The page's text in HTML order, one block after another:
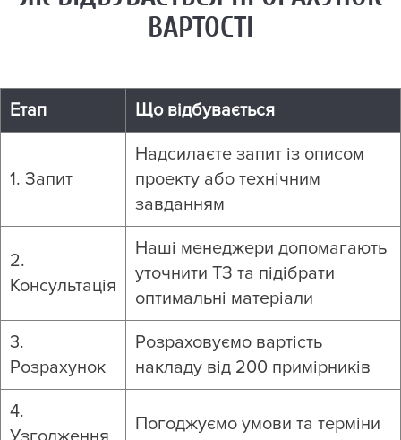
ВАРТОСТІ
Етап Що відбувається
1. Запит
Надсилаєте запит із описом
проекту або технічним
завданням
2.
Консультація
Наші менеджери допомагають
уточнити ТЗ та підібрати
оптимальні матеріали
3.
Розрахунок
Розраховуємо вартість
накладу від 200 примірників
4.
Погоджуємо умови та терміни